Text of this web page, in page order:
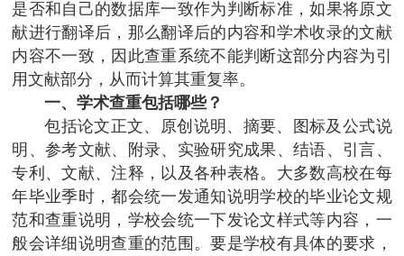
是否和自己的数据库一致作为判断标准，如果将原文
献进行翻译后，那么翻译后的内容和学术收录的文献
内容不一致，因此查重系统不能判断这部分内容为引
用文献部分，从而计算其重复率。
一、学术查重包括哪些？
包括论文正文、原创说明、摘要、图标及公式说
明、参考文献、附录、实验研究成果、结语、引言、
专利、文献、注释，以及各种表格。大多数高校在每
年毕业季时，都会统一发通知说明学校的毕业论文规
范和查重说明，学校会统一下发论文样式等内容，一
般会详细说明查重的范围。要是学校有具体的要求，